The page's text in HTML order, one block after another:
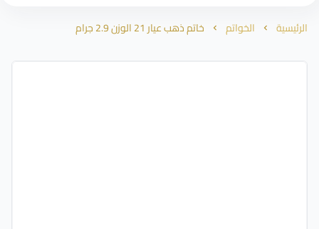
الرئيسية الخواتم خاتم ذهب عيار 21 الوزن 2.9 جرام